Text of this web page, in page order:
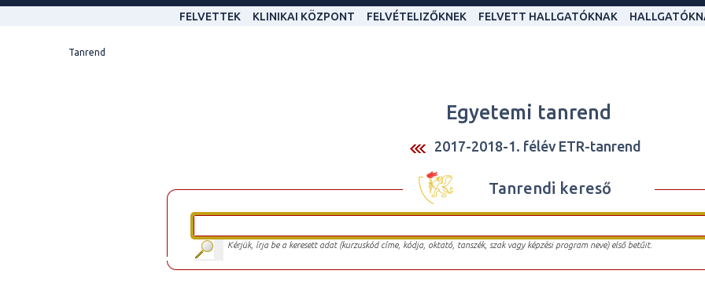
FELVETTEK KLINIKAI KÖZPONT FELVÉTELIZŐKNEK FELVETT HALLGATÓKNAK
Tanrend
Egyetemi tanrend
2017-2018-1. félév ETR-tanrend
Tanrendi kereső
Kérjük, írja be a keresett adat (kurzuskód címe, kódja, oktató, tanszék, szak vagy képzési program neve) első betűit.